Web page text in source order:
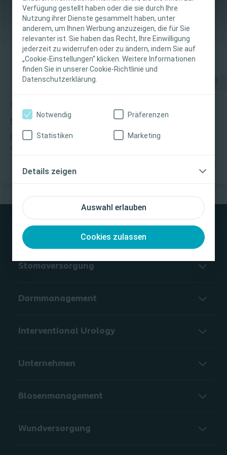
Verfügung gestellt haben oder die sie durch Ihre
Nutzung ihrer Dienste gesammelt haben, unter
anderem, um Ihnen Werbung anzuzeigen, die für Sie
relevanter ist. Sie haben das Recht, Ihre Einwilligung
jederzeit zu widerrufen oder zu ändern, indem Sie auf
„Cookie-Einstellungen“ klicken. Weitere Informationen
finden Sie in unserer Cookie-Richtlinie und
Datenschutzerklärung.
Auswahl erlauben
Cookies zulassen
Notwendig Präferenzen
Statistiken Marketing
Details zeigen
fachliche Informations- und Fortbildungszwecke
bestimmt. Coloplast bietet keinen individuellen
medizinischen Rat. Die Verantwortung für die
individuelle Patientenversorgung liegt beim
medizinischen Fachpersonal. Detaillierte
Produktinformationen zu den vorgestellten
Produkten, einschließlich Anwendungshinweise,
Vorsichtsmaßnahmen und Warnhinweisen,
finden Sie in der Gebrauchsanweisung (IFU) des
Produkts, die vor der Verwendung sorgfältig zu
Ich bin eine medizinische Fachkraft
Schritt-für-Schritt Anleitung Konuskatheter
Peristeen® Plus wurde für Menschen entwickelt, die an
chronischer Verstopfung und Stuhlinkontinenz leidenvoder
ihr Darmmanagement benötigen.
Stomaversorgung
Darmmanagement
Interventional Urology
Unternehmen
Blasenmanagement
Wundversorgung